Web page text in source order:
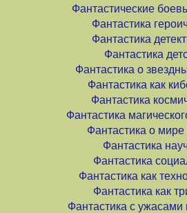
Фантастические
Фантастика
Фантастика
Фантастика
Фантастика о
Фантастика как
Фантастика
Фантастика
Фантастика о мире
Фантастика
Фантастика
Фантастика как
Фантастика как
Фантастика с ужасами